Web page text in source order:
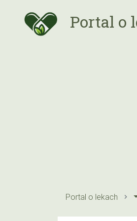
Portal o
Portal o lekach